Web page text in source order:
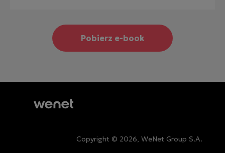
Pobierz e-book
Copyright © 2026, WeNet Group S.A.